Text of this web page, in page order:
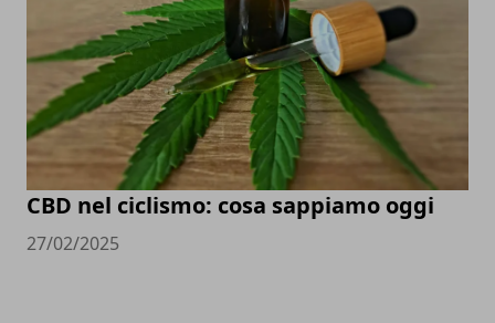
CBD nel ciclismo: cosa sappiamo oggi
27/02/2025